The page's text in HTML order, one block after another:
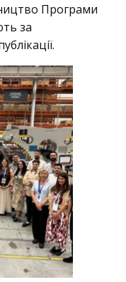
Програми
за